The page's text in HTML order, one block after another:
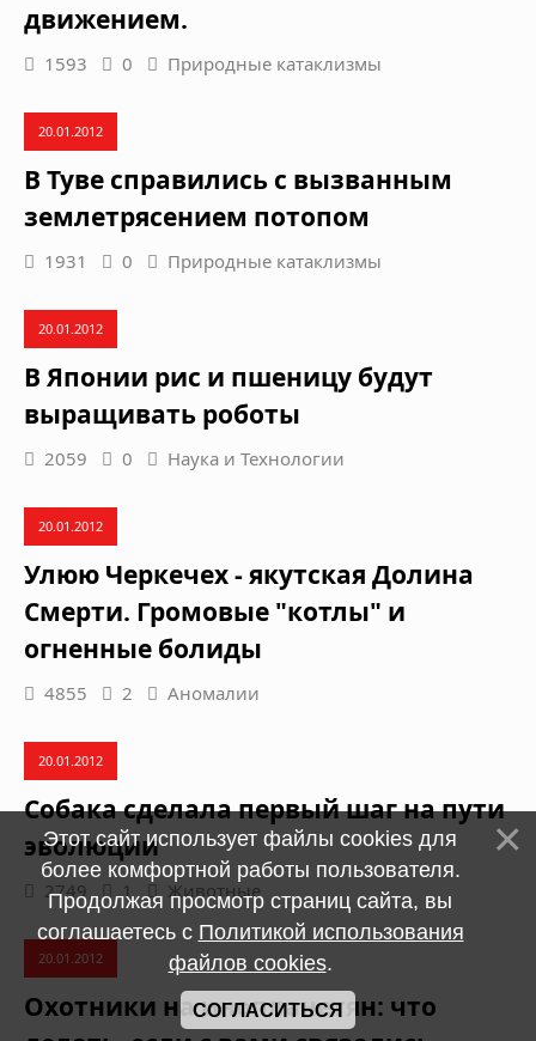
движением.
1593 0 Природные катаклизмы
20.01.2012
В Туве справились с вызванным
землетрясением потопом
1931 0 Природные катаклизмы
20.01.2012
В Японии рис и пшеницу будут
выращивать роботы
2059 0 Наука и Технологии
20.01.2012
Улюю Черкечех - якутская Долина
Смерти. Громовые "котлы" и
огненные болиды
4855 2 Аномалии
20.01.2012
Собака сделала первый шаг на пути
эволюции
2749 1 Животные
20.01.2012
Охотники на инопланетян: что
Этот сайт использует файлы cookies для
более комфортной работы пользователя.
Продолжая просмотр страниц сайта, вы
соглашаетесь с Политикой использования
файлов cookies.
СОГЛАСИТЬСЯ